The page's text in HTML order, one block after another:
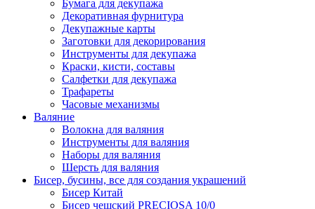
Бумага для декупажа
Декоративная фурнитура
Декупажные карты
Заготовки для декорирования
Инструменты для декупажа
Краски, кисти, составы
Салфетки для декупажа
Трафареты
Часовые механизмы
Валяние
Волокна для валяния
Инструменты для валяния
Наборы для валяния
Шерсть для валяния
Бисер, бусины, все для создания украшений
Бисер Китай
Бисер чешский PRECIOSA 10/0